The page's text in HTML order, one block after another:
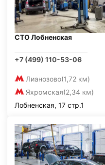
СТО Лобненская
+7 (499) 110-53-06
Лианозово(1,72 км)
Яхромская(2,34 км)
Лобненская, 17 стр.1